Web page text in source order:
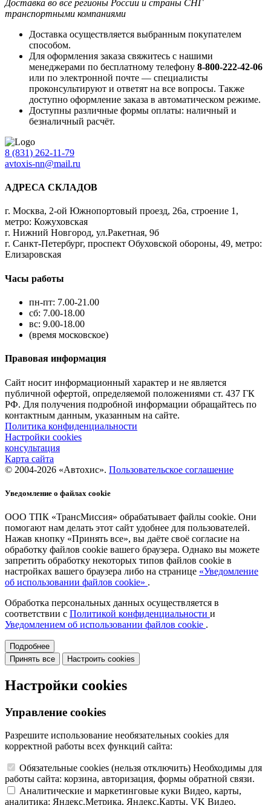
Доставка во все регионы России и страны СНГ
транспортными компаниями
Доставка осуществляется выбранным покупателем
способом.
Для оформления заказа свяжитесь с нашими
менеджерами по бесплатному телефону 8-800-222-42-06
или по электронной почте — специалисты
проконсультируют и ответят на все вопросы. Также
доступно оформление заказа в автоматическом режиме.
Доступны различные формы оплаты: наличный и
безналичный расчёт.
8 (831) 262-11-79
avtoxis-nn@mail.ru
АДРЕСА СКЛАДОВ
г. Москва, 2-ой Южнопортовый проезд, 26а, строение 1,
метро: Кожуховская
г. Нижний Новгород, ул.Ракетная, 9б
г. Санкт-Петербург, проспект Обуховской обороны, 49, метро:
Елизаровская
Часы работы
пн-пт: 7.00-21.00
сб: 7.00-18.00
вс: 9.00-18.00
(время московское)
Правовая информация
Сайт носит информационный характер и не является
публичной офертой, определяемой положениями ст. 437 ГК
РФ. Для получения подробной информации обращайтесь по
контактным данным, указанным на сайте.
Политика конфиденциальности
Настройки cookies
консультация
Карта сайта
© 2004-2026 «Автохис». Пользовательское соглашение
Уведомление о файлах cookie
ООО ТПК «ТрансМиссия» обрабатывает файлы cookie. Они
помогают нам делать этот сайт удобнее для пользователей.
Нажав кнопку «Принять все», вы даёте своё согласие на
обработку файлов cookie вашего браузера. Однако вы можете
запретить обработку некоторых типов файлов cookie в
настройках вашего браузера либо на странице «Уведомление
об использовании файлов cookie» .
Обработка персональных данных осуществляется в
соответствии с Политикой конфиденциальности и
Уведомлением об использовании файлов cookie .
Подробнее
Принять все
Настроить cookies
Настройки cookies
Управление cookies
Разрешите использование необязательных cookies для
корректной работы всех функций сайта:
Обязательные cookies (нельзя отключить) Необходимы для
работы сайта: корзина, авторизация, формы обратной связи.
Аналитические и маркетинговые куки Видео, карты,
аналитика: Яндекс.Метрика, Яндекс.Карты, VK Видео,